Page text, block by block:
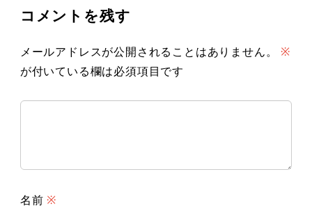
コメントを残す
メールアドレスが公開されることはありません。
※
が付いている欄は必須項目です
名前 ※